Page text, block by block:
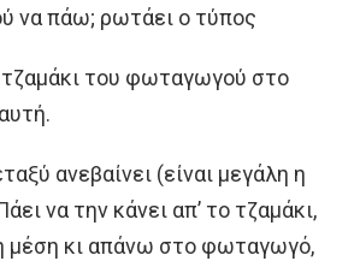
να πάω; ρωτάει ο τύπος
τζαμάκι του φωταγωγού στο
ανεβαίνει (είναι μεγάλη η
να την κάνει απ’ το τζαμάκι,
μέση κι απάνω στο φωταγωγό,